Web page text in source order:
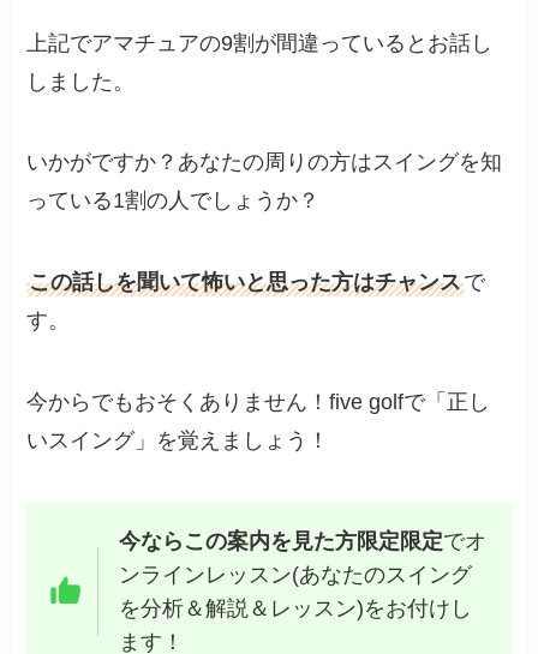
上記でアマチュアの9割が間違っているとお話し
しました。
いかがですか？あなたの周りの方はスイングを知
っている1割の人でしょうか？
この話しを聞いて怖いと思った方はチャンスで
す。
今からでもおそくありません！five golfで「正し
いスイング」を覚えましょう！
今ならこの案内を見た方限定限定でオ
ンラインレッスン(あなたのスイング
を分析＆解説＆レッスン)をお付けし
ます！